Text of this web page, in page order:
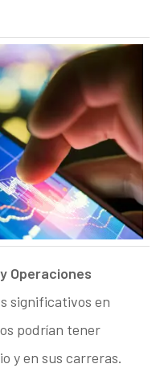
Operaciones
significativos en
podrían tener
y en sus carreras.